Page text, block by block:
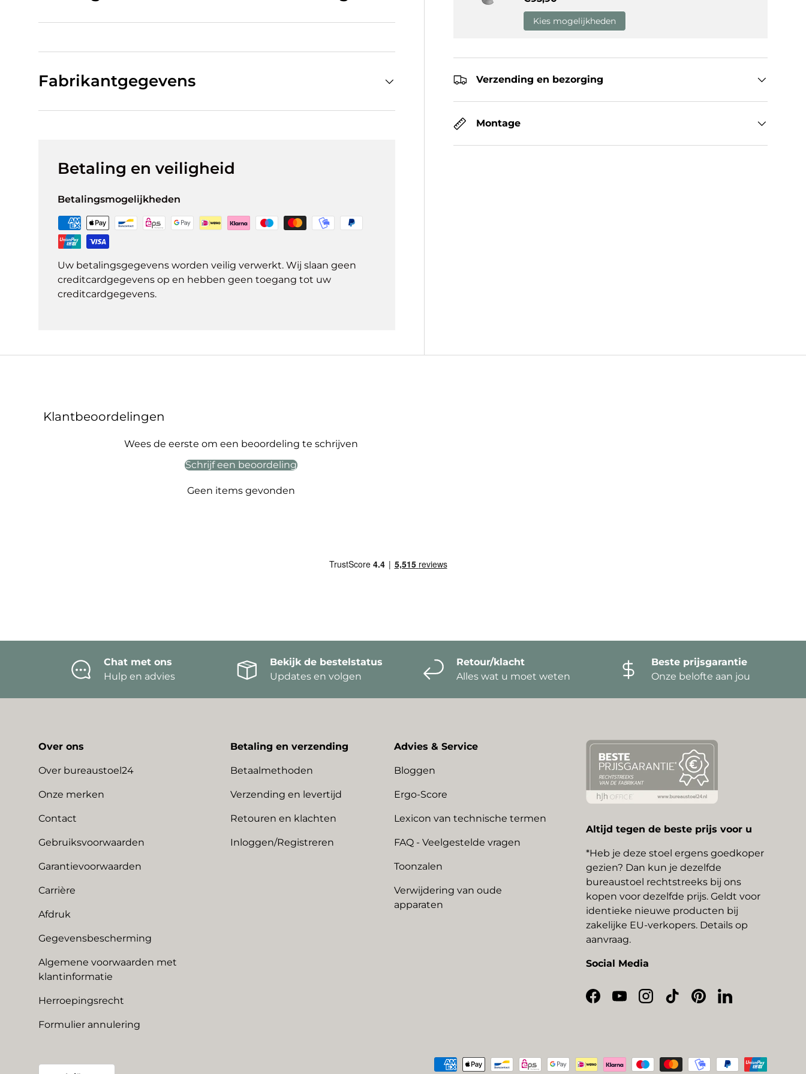
Kies mogelijkheden
Verzending en bezorging
Montage
Fabrikantgegevens
Betaling en veiligheid
Betalingsmogelijkheden
Uw betalingsgegevens worden veilig verwerkt. Wij slaan geen
creditcardgegevens op en hebben geen toegang tot uw
creditcardgegevens.
Klantbeoordelingen
Wees de eerste om een beoordeling te schrijven
Schrijf een beoordeling
Geen items gevonden
Chat met ons
Hulp en advies
Bekijk de bestelstatus
Updates en volgen
Retour/klacht
Alles wat u moet weten
Beste prijsgarantie
Onze belofte aan jou
Over ons
Over bureaustoel24
Onze merken
Contact
Gebruiksvoorwaarden
Garantievoorwaarden
Carrière
Afdruk
Gegevensbescherming
Algemene voorwaarden met
klantinformatie
Herroepingsrecht
Formulier annulering
Betaling en verzending
Betaalmethoden
Verzending en levertijd
Retouren en klachten
Inloggen/Registreren
Advies & Service
Bloggen
Ergo-Score
Lexicon van technische termen
FAQ - Veelgestelde vragen
Toonzalen
Verwijdering van oude
apparaten
Altijd tegen de beste prijs voor u
*Heb je deze stoel ergens goedkoper
gezien? Dan kun je dezelfde
bureaustoel rechtstreeks bij ons
kopen voor dezelfde prijs. Geldt voor
identieke nieuwe producten bij
zakelijke EU-verkopers. Details op
aanvraag.
Social Media
Facebook
YouTubeInstagram
TikTokPinterestLinkedIn
Geaccepteerde betaalmethoden